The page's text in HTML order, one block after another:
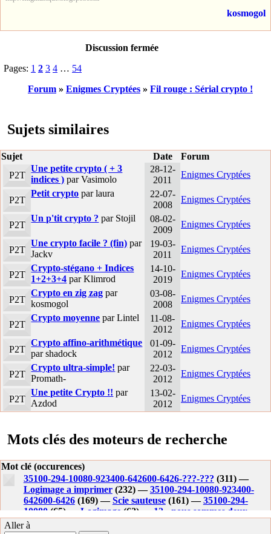
kosmogol
Discussion fermée
Pages: 1 2 3 4 … 54
Forum » Enigmes Cryptées » Fil rouge : Sérial crypto !
Sujets similaires
Sujet Date
Forum
P2T
Une petite crypto ( + 3
indices ) par Vasimolo
28-12-
2011
Enigmes Cryptées
P2T
Petit crypto par laura
22-07-
2008
Enigmes Cryptées
P2T
Un p'tit crypto ? par Stojil
08-02-
2009
Enigmes Cryptées
P2T
Une crypto facile ? (fin) par
Jackv
19-03-
2011
Enigmes Cryptées
P2T
Crypto-stégano + Indices
1+2+3+4 par Klimrod
14-10-
2019
Enigmes Cryptées
P2T
Crypto en zig zag par
kosmogol
03-08-
2008
Enigmes Cryptées
P2T
Crypto moyenne par Lintel
11-08-
2012
Enigmes Cryptées
P2T
Crypto affino-arithmétique
par shadock
01-09-
2012
Enigmes Cryptées
P2T
Crypto ultra-simple! par
Promath-
22-03-
2012
Enigmes Cryptées
P2T
Une petite Crypto !! par
Azdod
13-02-
2012
Enigmes Cryptées
Mots clés des moteurs de recherche
Mot clé (occurences)
35100-294-10080-923400-642600-6426-???-??? (311) —
Logimage a imprimer(232) —35100-294-10080-923400-
642600-6426(169) —Scie sauteuse(161) —35100-294-
10080(65) — Logimage (62) — 12 - nous sommes deux
soeurs jumelles aussi fragile que des ailes de papillons et
Aller à